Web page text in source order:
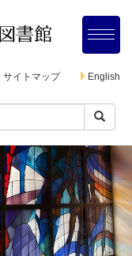
サイトマップ English